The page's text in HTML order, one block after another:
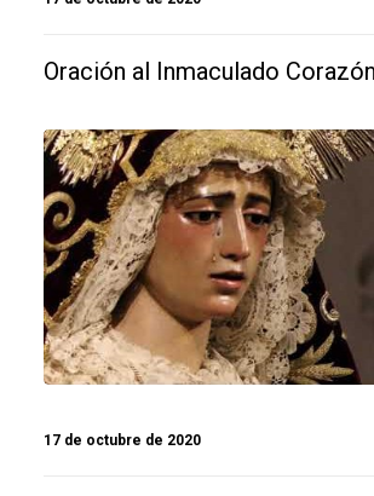
Oración al Inmaculado
17 de octubre de 2020